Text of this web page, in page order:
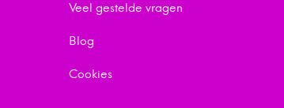
Veel gestelde vragen
Blog
Cookies